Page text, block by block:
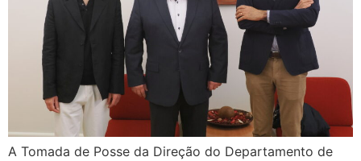
A Tomada de Posse da Direção do Departamento de